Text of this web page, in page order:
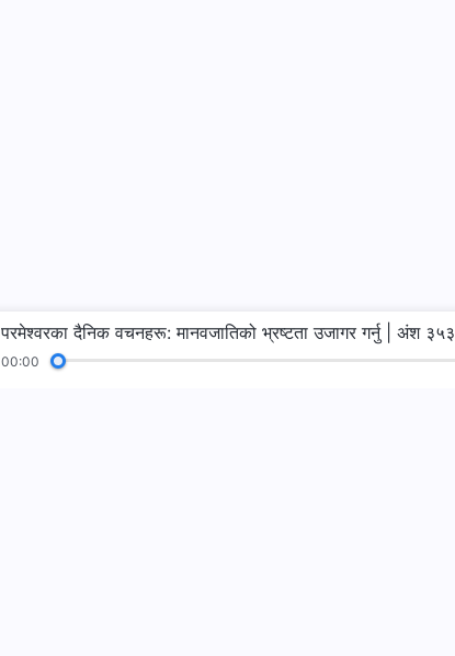
परमेश्‍वरका दैनिक वचनहरू: मानवजातिको भ्रष्टता उजागर गर्नु | अंश ३५३
00:00